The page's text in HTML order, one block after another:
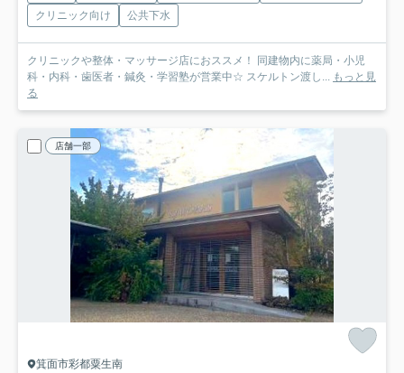
クリニック向け
公共下水
クリニックや整体・マッサージ店におススメ！ 同建物内に薬局・小児
科・内科・歯医者・鍼灸・学習塾が営業中☆ スケルトン渡し... もっと見
る
店舗一部
箕面市彩都粟生南